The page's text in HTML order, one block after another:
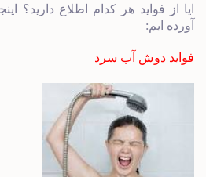
ایا از فواید هر کدام اطلاع دارید؟
آورده ایم:
فواید دوش آب سرد